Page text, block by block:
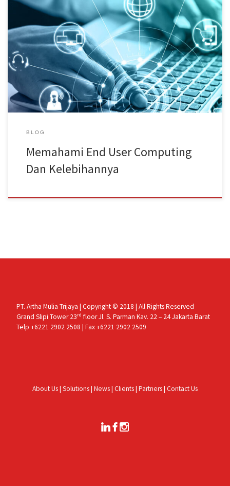
Memahami End User Computing Dan Kelebihannya Pada akhir
tahun 1970, minat user dalam mengembangkan aplikasi komputer
semakin meningkat. Fenomena inilah yang kemudian melahirkan
istilah End User Computing (EUC). EUC sendiri merupakan
pengembangan seluruh atau sebagian sistem berbasis komputer
oleh user. Berbicara tentang EUC, di artikel kali ini AMT IT Solutions
BLOG
Memahami End User Computing
Dan Kelebihannya
PT. Artha Mulia Trijaya | Copyright © 2018 | All Rights Reserved
Grand Slipi Tower 23rd floor Jl. S. Parman Kav. 22 – 24 Jakarta Barat
Telp +6221 2902 2508 | Fax +6221 2902 2509
About Us| Solutions| News| Clients| Partners| Contact Us